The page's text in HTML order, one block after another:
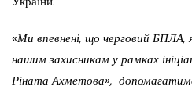
«Ми впевнені, що черговий БПЛА,
нашим захисникам у рамках
Ріната Ахметова»,